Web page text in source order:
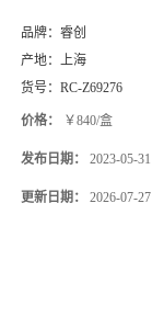
品牌： 睿创
产地：
上海
货号： RC-Z69276
价格： ￥840/盒
发布日期： 2023-05-31
更新日期： 2026-07-27